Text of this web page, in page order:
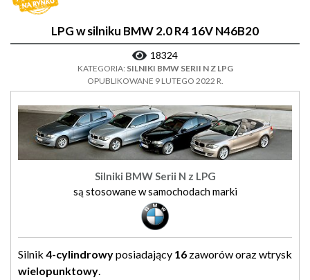
LPG w silniku BMW 2.0 R4 16V N46B20
18324
KATEGORIA: SILNIKI BMW SERII N Z LPG
OPUBLIKOWANE 9 LUTEGO 2022 R.
Silniki BMW Serii N z LPG
są stosowane w samochodach marki
Silnik 4-cylindrowyposiadający 16 zaworów oraz wtrysk
wielopunktowy.